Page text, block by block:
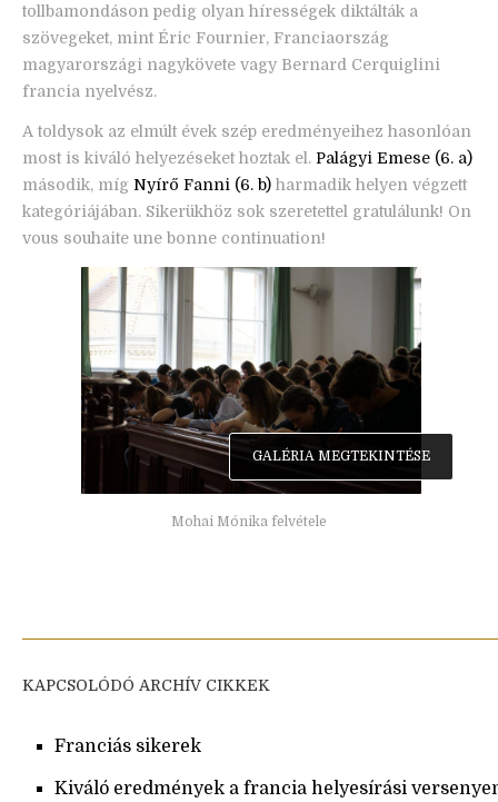
tollbamondáson pedig olyan hírességek diktálták a
szövegeket, mint Éric Fournier, Franciaország
magyarországi nagykövete vagy Bernard Cerquiglini
francia nyelvész.
A toldysok az elmúlt évek szép eredményeihez hasonlóan
most is kiváló helyezéseket hoztak el. Palágyi Emese (6. a)
második, míg Nyírő Fanni (6. b) harmadik helyen végzett
kategóriájában. Sikerükhöz sok szeretettel gratulálunk! On
vous souhaite une bonne continuation!
Mohai Mónika felvétele
GALÉRIA MEGTEKINTÉSE
KAPCSOLÓDÓ ARCHÍV CIKKEK
Franciás sikerek
Kiváló eredmények a francia helyesírási